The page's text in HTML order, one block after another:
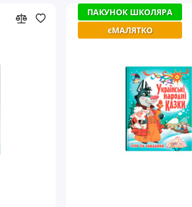
ПАКУНОК ШКОЛЯРА
єМАЛЯТКО
ПАКУНОК ШКОЛЯРА
єМАЛЯТКО